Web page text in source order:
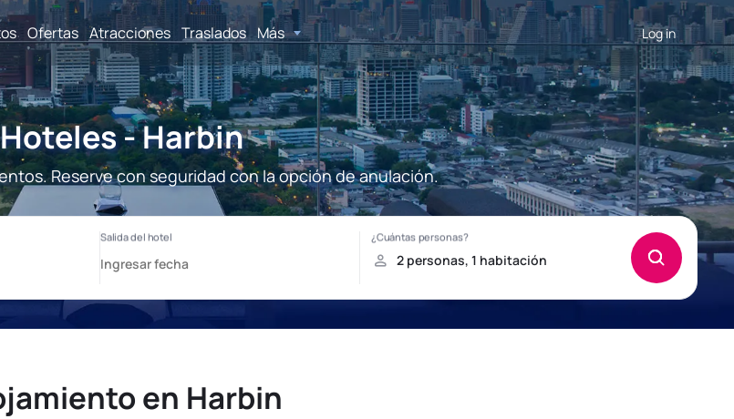
Ofertas Atracciones Traslados Más Log in
Hoteles - Harbin
Reserve con seguridad con la opción de anulación.
en Harbin